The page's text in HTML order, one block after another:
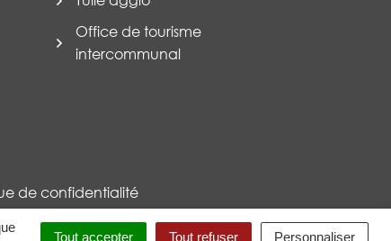
Tout accepter Tout refuser Personnaliser
Office de tourisme
intercommunal
de confidentialité